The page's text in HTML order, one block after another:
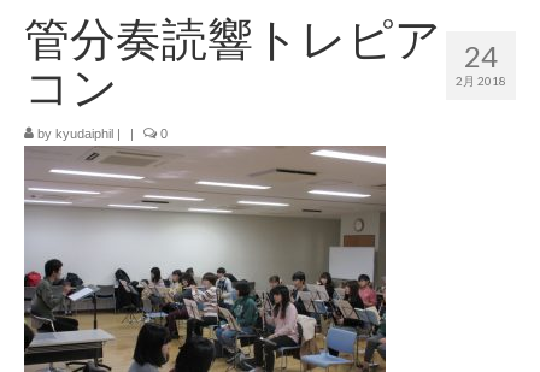
第3回東京特別演奏会特設ページ
演奏会情報
卒業記念演奏会2027
九大フィルとは
九大フィルの歴史
ご寄付のお願い
演奏会の歴史
出張演奏
24
2月 2018
管分奏読響トレピア
コン
by kyudaiphil 0